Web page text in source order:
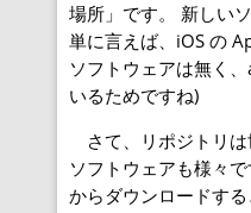
場所」です。 新しい
単に言えば、iOS の
ソフトウェアは無く
いるためですね)
さて、リポジトリは
ソフトウェアも様々
からダウンロードする